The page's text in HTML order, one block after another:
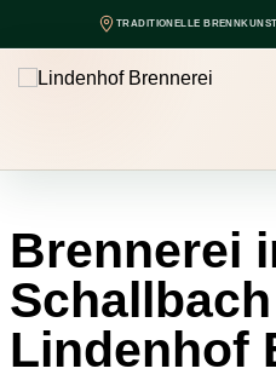
Zum Inhalt springen
Brennerei
Lindenhof
TRADITIONELLE